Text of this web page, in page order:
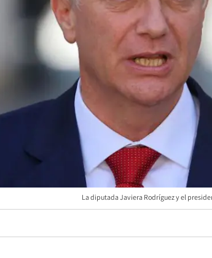
La diputada Javiera Rodríguez y el